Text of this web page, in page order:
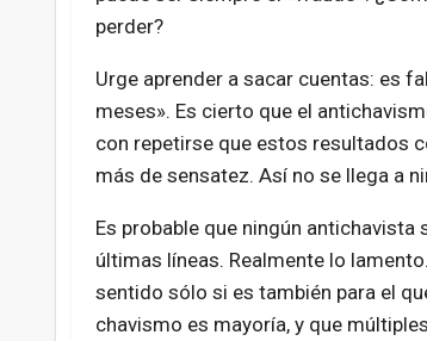
perder?
Urge aprender a sacar cuentas: es
meses». Es cierto que el
con repetirse que estos resultados
más de sensatez. Así no se llega a
Es probable que ningún
últimas líneas. Realmente lo
sentido sólo si es también para el
chavismo es mayoría, y que